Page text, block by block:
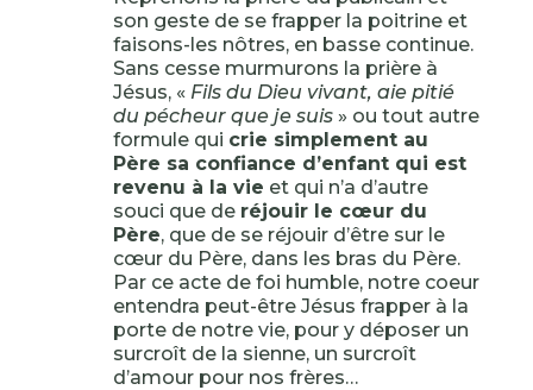
son geste de se frapper la poitrine et
faisons-les nôtres, en basse continue.
Sans cesse murmurons la prière à
Jésus, « Fils du Dieu vivant, aie pitié
du pécheur que je suis» ou tout autre
formule qui crie simplement au
Père sa confiance d’enfant qui est
revenu à la vie et qui n’a d’autre
souci que de réjouir le cœur du
Père, que de se réjouir d’être sur le
cœur du Père, dans les bras du Père.
Par ce acte de foi humble, notre coeur
entendra peut-être Jésus frapper à la
porte de notre vie, pour y déposer un
surcroît de la sienne, un surcroît
d’amour pour nos frères…